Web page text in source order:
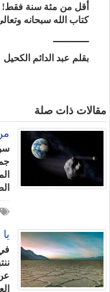
أقل من مئة سنة فقط!
كتاب الله سبحانه
ــــــــــــ
بقلم عبد الدائم الكحيل
مقالات ذات صلة